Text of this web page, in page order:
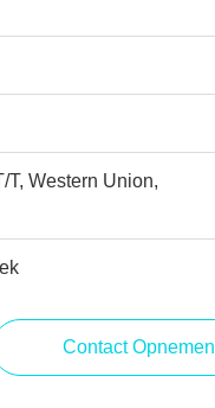
T, Western Union,
Contact Opnemen